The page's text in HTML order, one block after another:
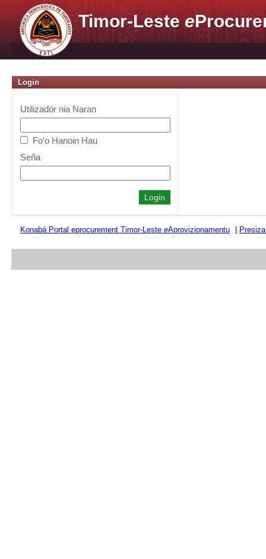
Timor-Lestee
Login
Utilizadór nia Naran
Fo'o Hanoin Hau
Seña
Konabá Portal eprocurement Timor-Leste eAprovizionamentu